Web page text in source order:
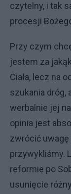
czytelny, i tak
procesji
Przy czym
jestem za
Ciała, lecz na
szukania dróg,
werbalnie jej
opinia jest
zwrócić uwagę
przywykliśmy.
reformie po
usunięcie